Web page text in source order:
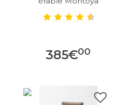
385€00